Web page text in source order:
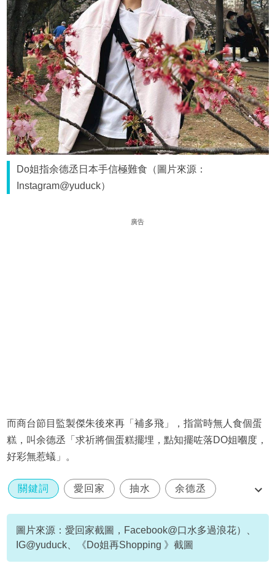
Do姐指余德丞日本手信極難食（圖片來源：
Instagram@yuduck）
廣告
而商台節目監製傑朱後來再「補多飛」，指當時無人食個蛋
糕，叫余德丞「求祈將個蛋糕擺埋，點知擺咗落DO姐嗰度，
好彩無惹蟻」。
關鍵詞 愛回家 抽水 余德丞
芒果乾
圖片來源：愛回家截圖，Facebook@口水多過浪花）、
IG@yuduck、《Do姐再Shopping 》截圖